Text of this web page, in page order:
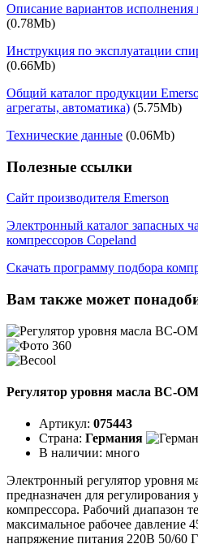
Описание вариантов исполнения
(0.78Mb)
Инструкция по эксплуатации
(0.66Mb)
Общий каталог продукции
агрегаты, автоматика) (5.75Mb)
Технические данные (0.06Mb)
Полезные ссылки
Сайт производителя Emerson
Электронный каталог запасных
компрессоров Copeland
Скачать программу подбора
Вам также может
Регулятор уровня масла BC-
Артикул: 075443
Страна: Германия
В наличии: много
Электронный регулятор уровня
предназначен для регулирования
компрессора. Рабочий диапазон
максимальное рабочее давление
напряжение питания 220В 50/60